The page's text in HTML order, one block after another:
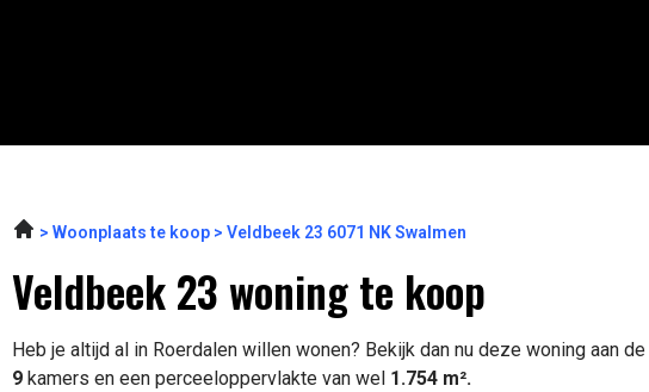
Woonplaats te koop Veldbeek 23 6071 NK Swalmen
Veldbeek 23 woning te koop
Heb je altijd al in Roerdalen willen wonen? Bekijk dan nu deze woning aan de
9 kamers en een perceeloppervlakte van wel 1.754 m².